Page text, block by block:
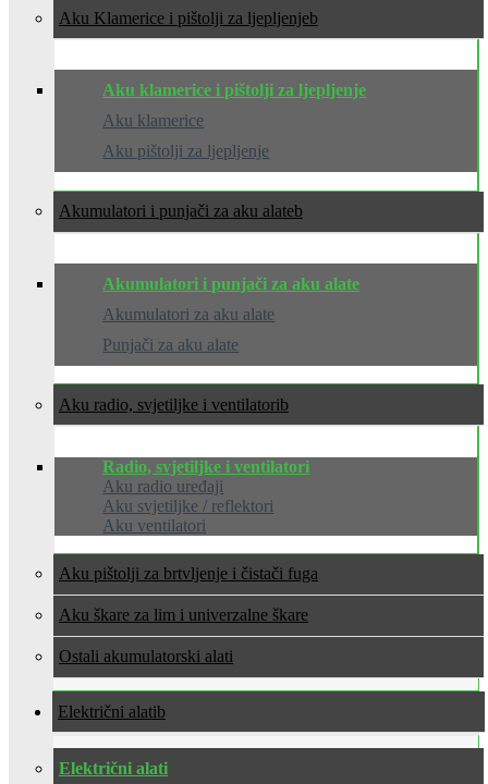
Aku Klamerice i pištolji za ljepljenje
Aku klamerice i pištolji za ljepljenje
Aku klamerice
Aku pištolji za ljepljenje
Akumulatori i punjači za aku alate
Akumulatori i punjači za aku alate
Akumulatori za aku alate
Punjači za aku alate
Aku radio, svjetiljke i ventilatori
Radio, svjetiljke i ventilatori
Aku radio uređaji
Aku svjetiljke / reflektori
Aku ventilatori
Aku pištolji za brtvljenje i čistači fuga
Aku škare za lim i univerzalne škare
Ostali akumulatorski alati
Električni alati
Električni alati